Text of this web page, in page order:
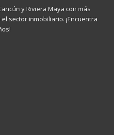
y Riviera Maya con más
sector inmobiliario. ¡Encuentra